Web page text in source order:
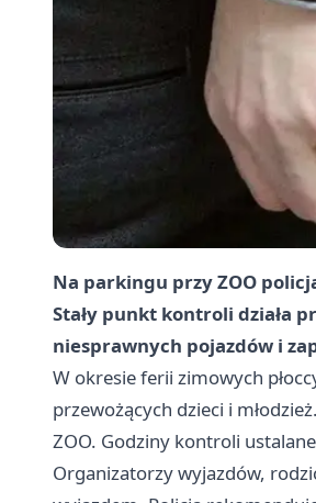
Na parkingu przy ZOO
Stały punkt kontroli działa
niesprawnych pojazdów i
W okresie ferii zimowych
przewożących dzieci i
ZOO. Godziny kontroli
Organizatorzy wyjazdów,